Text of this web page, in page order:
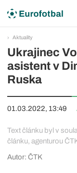
Aktuality
Ukrajinec
asistent v
Ruska
01.03.2022, 13:49
Text článku byl v
článku, agenturou
Autor: ČTK